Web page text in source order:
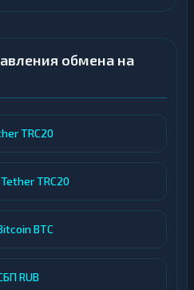
обмена на
TRC20
TRC20
BTC
RUB